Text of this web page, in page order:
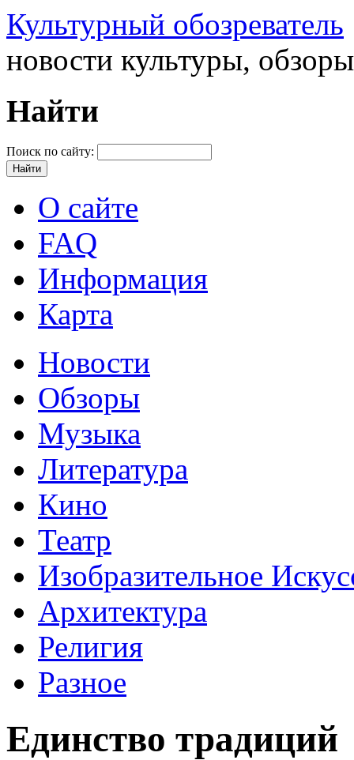
Культурный обозреватель
новости культуры,
Найти
Поиск по сайту:
О сайте
FAQ
Информация
Карта
Новости
Обзоры
Музыка
Литература
Кино
Театр
Изобразительное
Архитектура
Религия
Разное
Единство традиций